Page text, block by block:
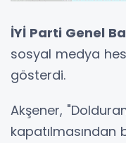
İYİ Parti Genel
sosyal medya
gösterdi.
Akşener,
kapatılmasından